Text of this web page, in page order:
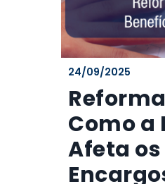
24/09/2025
Como a
Afeta